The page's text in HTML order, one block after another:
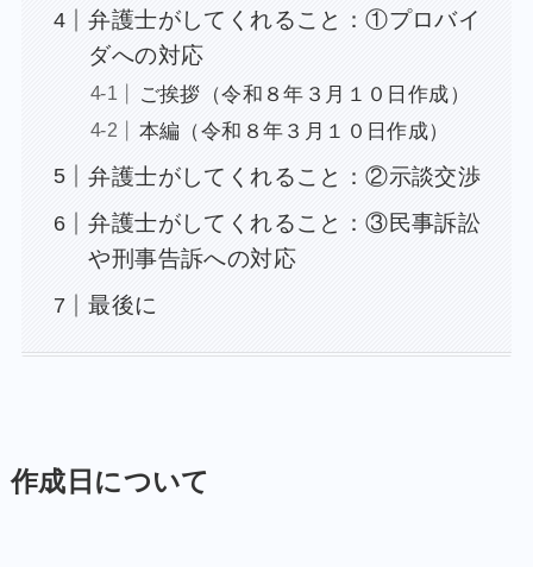
弁護士がしてくれること：①プロバイ
ダへの対応
ご挨拶（令和８年３月１０日作成）
本編（令和８年３月１０日作成）
弁護士がしてくれること：②示談交渉
弁護士がしてくれること：③民事訴訟
や刑事告訴への対応
最後に
作成日について